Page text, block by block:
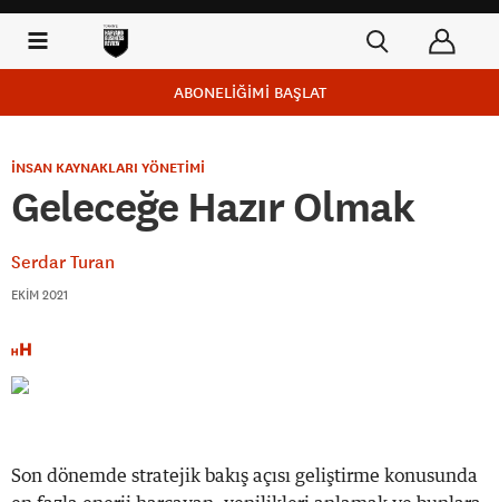
ABONELİĞİMİ BAŞLAT
İNSAN KAYNAKLARI YÖNETİMİ
Geleceğe Hazır Olmak
Serdar Turan
EKIM 2021
Son dönemde stratejik bakış açısı geliştirme konusunda